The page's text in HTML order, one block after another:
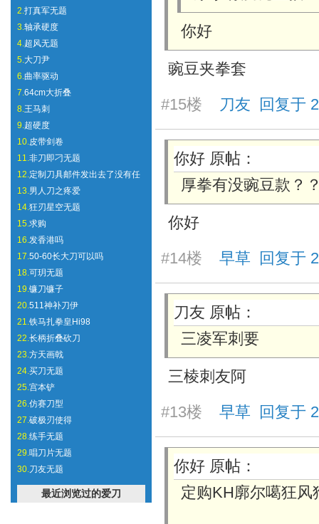
2.打真军无题
3.轴承硬度
4.超风无题
5.大刀尹
6.曲率驱动
7.64cm大折叠
8.王马刺
9.超硬度
10.皮带剑卷
11.非刀即刁无题
12.定制刀具邮件发出去了没有任
13.男人刀之疼爱
14.狂刃星空无题
15.求购
16.发香港吗
17.50-60长大刀可以吗
18.可玥无题
19.镰刀镰子
20.511神补刀伊
21.铁马扎拳皇Hi98
22.长柄折叠砍刀
23.方天画戟
24.买刀无题
25.宫本铲
26.仿赛刀型
27.破极刃使得
28.练手无题
29.唱刀片无题
30.刀友无题
最近浏览过的爱刀
你好
豌豆夹拳套
#15楼 刀友 回复于
你好 原帖：
厚拳有没豌豆款？
你好
#14楼 早草 回复于
刀友 原帖：
三凌军刺要
三棱刺友阿
#13楼 早草 回复于
你好 原帖：
定购KH廓尔噶狂风